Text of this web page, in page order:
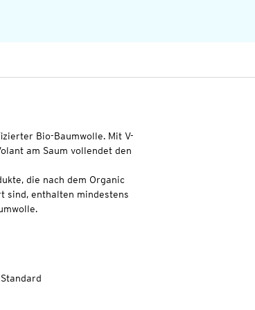
Bio-Baumwolle. Mit V-
am Saum vollendet den
die nach dem Organic
sind, enthalten mindestens